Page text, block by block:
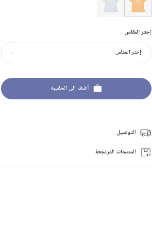
إختر المقاس
إختر المقاس
أضف إلى الحقيبة
التوصيل
المنتجات المرتجعة